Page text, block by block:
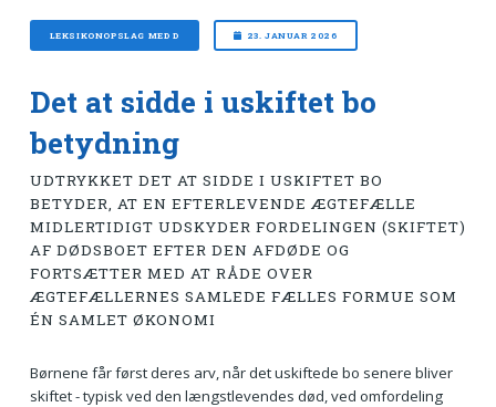
LEKSIKONOPSLAG MED D 23. JANUAR 2026
Det at sidde i uskiftet bo
betydning
UDTRYKKET DET AT SIDDE I USKIFTET BO
BETYDER, AT EN EFTERLEVENDE ÆGTEFÆLLE
MIDLERTIDIGT UDSKYDER FORDELINGEN (SKIFTET)
AF DØDSBOET EFTER DEN AFDØDE OG
FORTSÆTTER MED AT RÅDE OVER
ÆGTEFÆLLERNES SAMLEDE FÆLLES FORMUE SOM
ÉN SAMLET ØKONOMI
Børnene får først deres arv, når det uskiftede bo senere bliver
skiftet - typisk ved den længstlevendes død, ved omfordeling